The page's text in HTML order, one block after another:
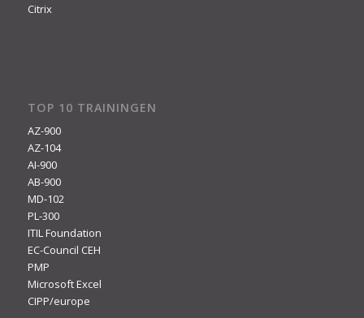
Citrix
TOP 10 TRAININGEN
AZ-900
AZ-104
AI-900
AB-900
MD-102
PL-300
ITIL Foundation
EC-Council CEH
PMP
Microsoft Excel
CIPP/europe